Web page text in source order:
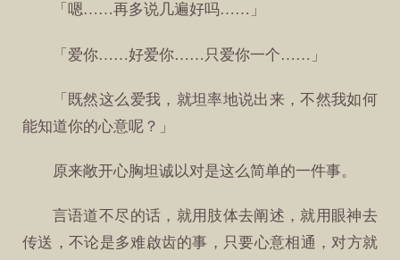
「嗯……再多说几遍好吗……」
「爱你……好爱你……只爱你一个……」
「既然这么爱我，就坦率地说出来，不然我如何
能知道你的心意呢？」
原来敞开心胸坦诚以对是这么简单的一件事。
言语道不尽的话，就用肢体去阐述，就用眼神去
传送，不论是多难啟齿的事，只要心意相通，对方就